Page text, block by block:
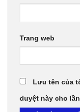
Trang web
Lưu tên của
duyệt này cho